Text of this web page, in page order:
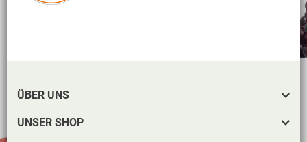
ÜBER UNS
UNSER SHOP